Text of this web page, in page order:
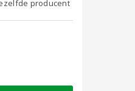
producent